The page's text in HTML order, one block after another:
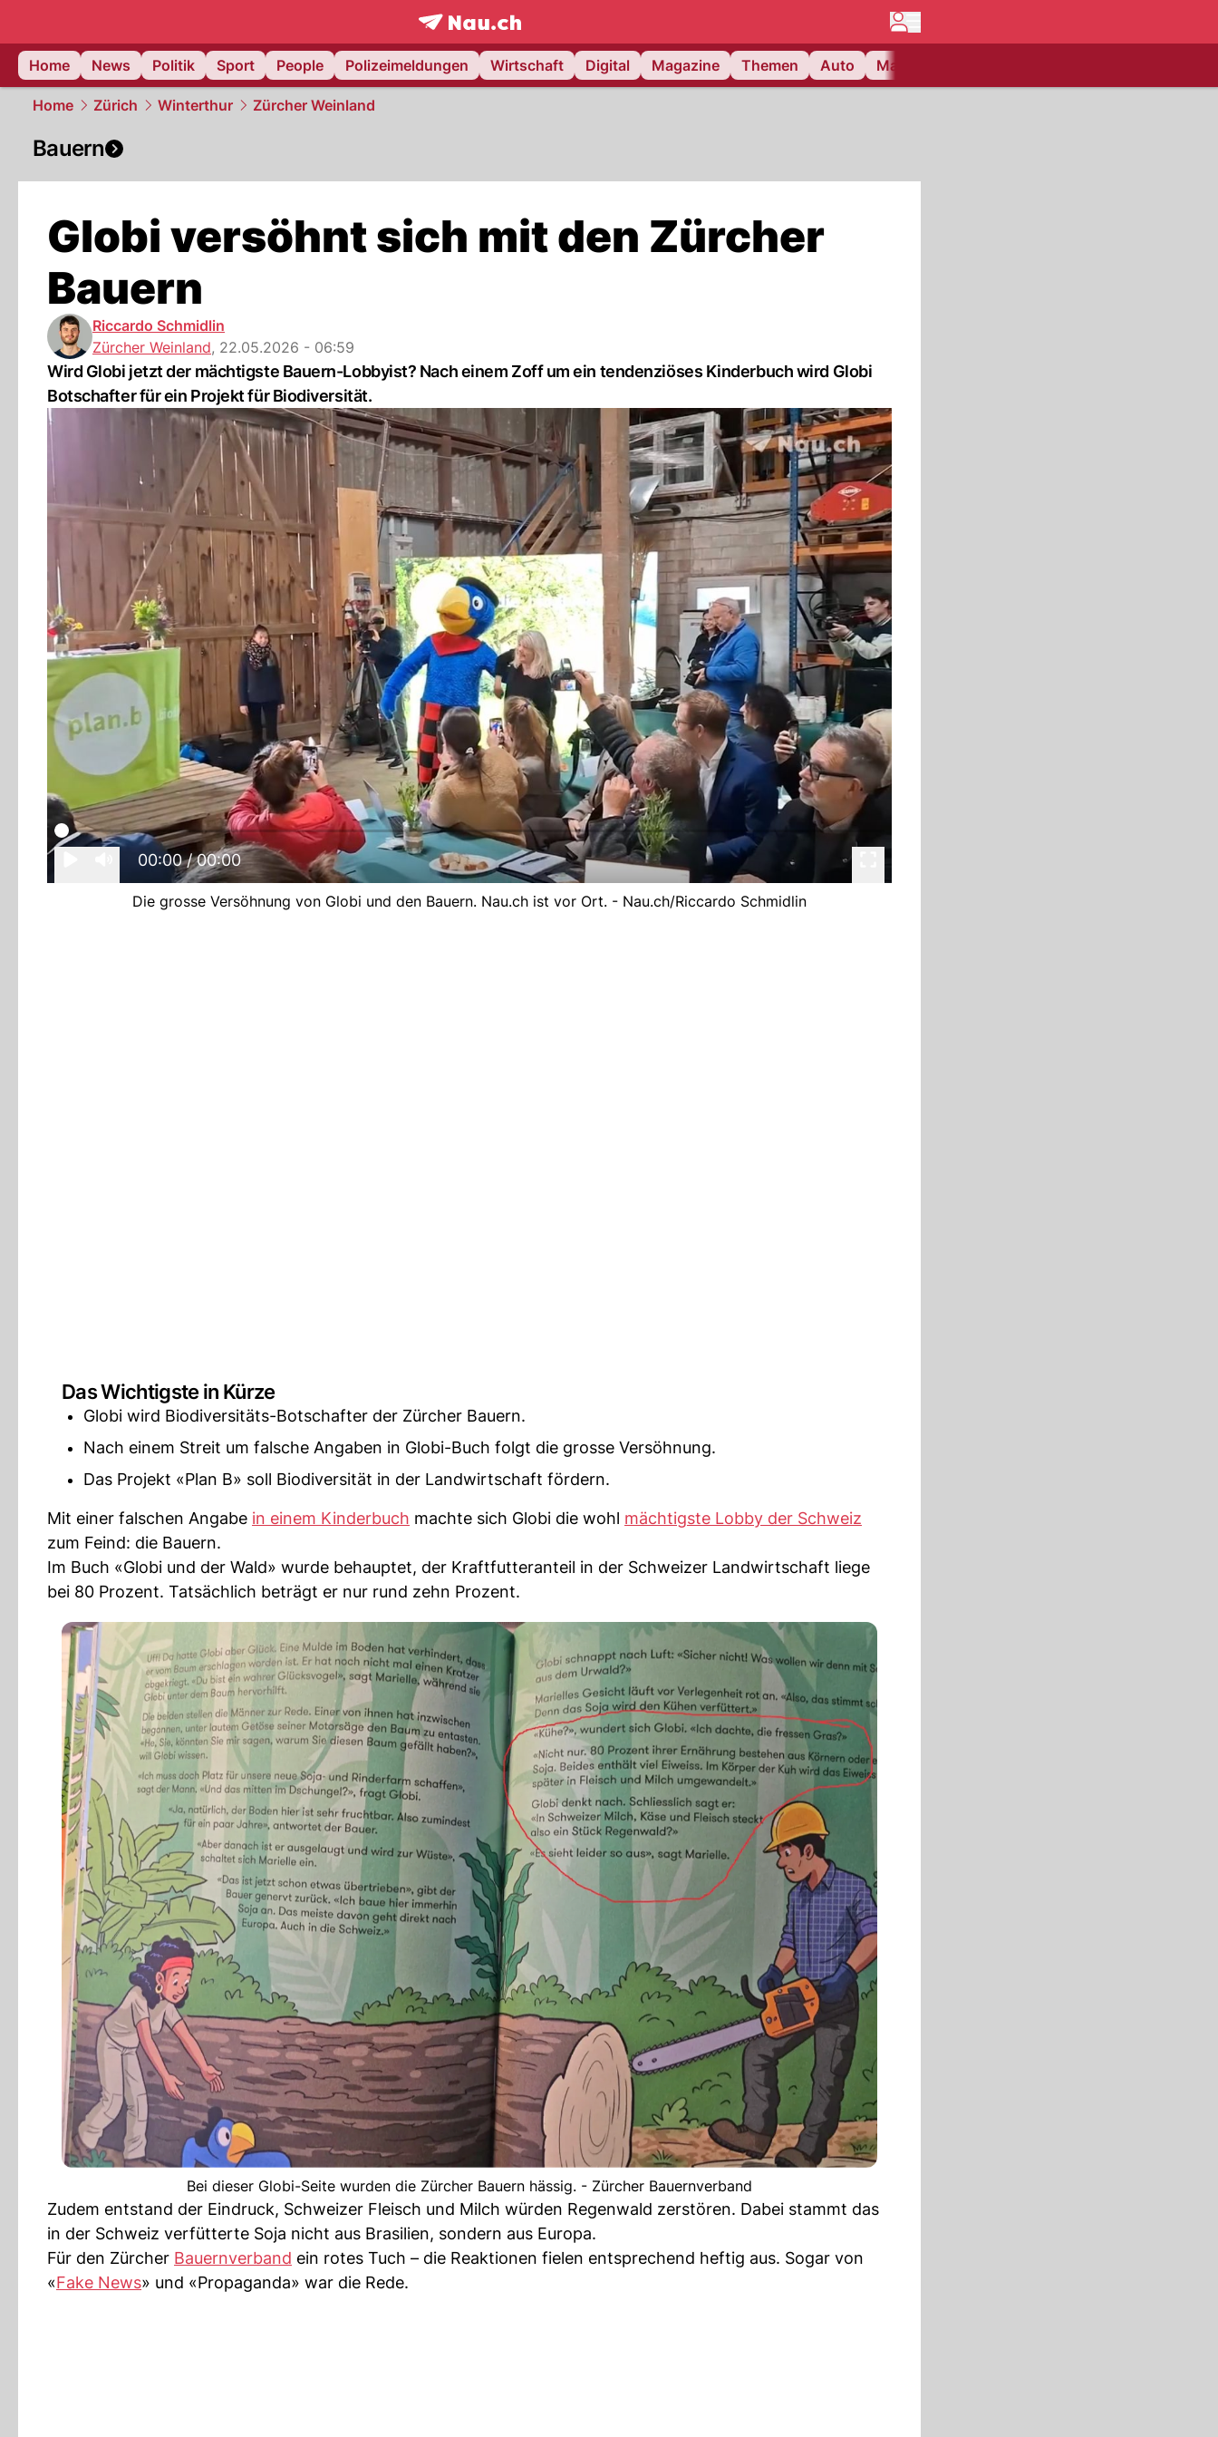
frontpage.NAU.ch
Home
News Politik Sport People Polizeimeldungen Wirtschaft Digital Magazine Themen Auto Matchcenter
Home Zürich Winterthur Zürcher Weinland
Bauern
Globi versöhnt sich mit den Zürcher
Bauern
Riccardo Schmidlin
Zürcher Weinland, 22.05.2026 - 06:59
Wird Globi jetzt der mächtigste Bauern-Lobbyist? Nach einem Zoff um ein tendenziöses Kinderbuch wird Globi
Botschafter für ein Projekt für Biodiversität.
00:00/ 00:00
Die grosse Versöhnung von Globi und den Bauern. Nau.ch ist vor Ort. - Nau.ch/Riccardo Schmidlin
Das Wichtigste in Kürze
Globi wird Biodiversitäts-Botschafter der Zürcher Bauern.
Nach einem Streit um falsche Angaben in Globi-Buch folgt die grosse Versöhnung.
Das Projekt «Plan B» soll Biodiversität in der Landwirtschaft fördern.
Mit einer falschen Angabe in einem Kinderbuch machte sich Globi die wohl mächtigste Lobby der Schweiz
zum Feind: die Bauern.
Im Buch «Globi und der Wald» wurde behauptet, der Kraftfutteranteil in der Schweizer Landwirtschaft liege
bei 80 Prozent. Tatsächlich beträgt er nur rund zehn Prozent.
Bei dieser Globi-Seite wurden die Zürcher Bauern hässig. - Zürcher Bauernverband
Zudem entstand der Eindruck, Schweizer Fleisch und Milch würden Regenwald zerstören. Dabei stammt das
in der Schweiz verfütterte Soja nicht aus Brasilien, sondern aus Europa.
Für den Zürcher Bauernverband ein rotes Tuch – die Reaktionen fielen entsprechend heftig aus. Sogar von
«Fake News» und «Propaganda» war die Rede.